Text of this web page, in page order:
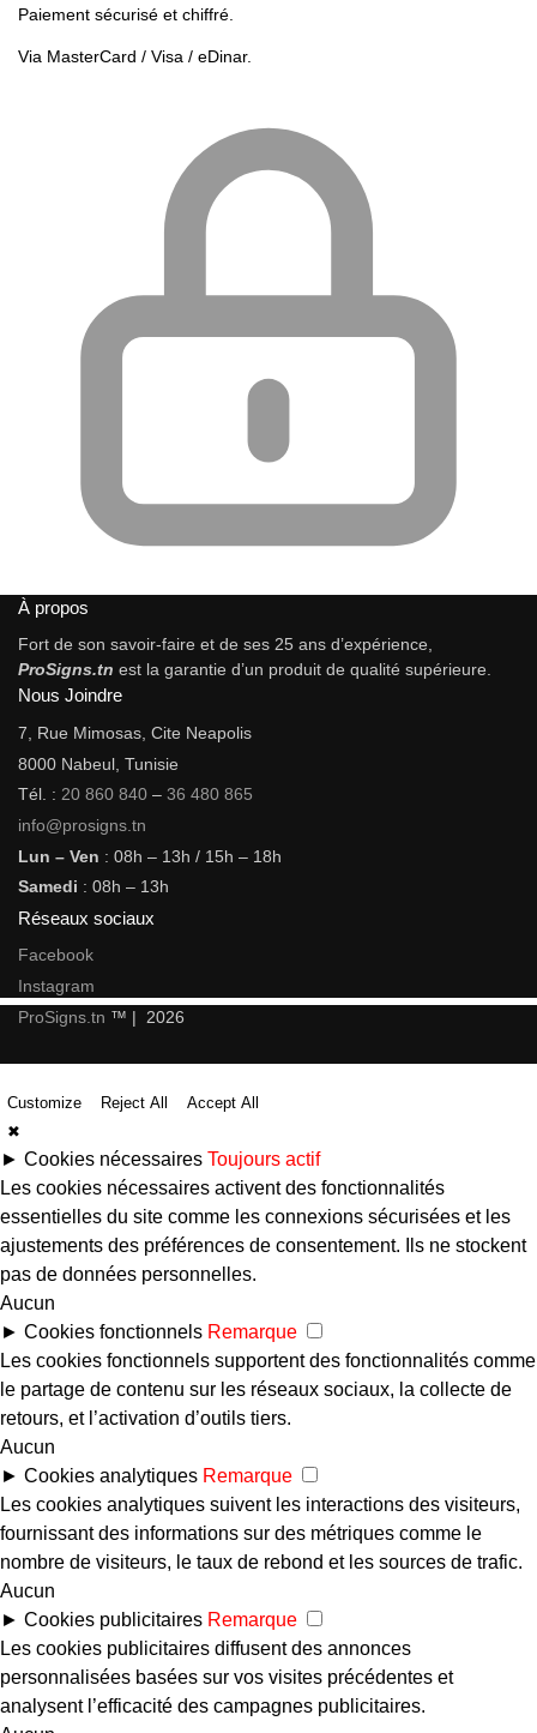
Paiement sécurisé et chiffré.
Via MasterCard / Visa / eDinar.
À propos
Fort de son savoir-faire et de ses 25 ans d’expérience,
ProSigns.tn est la garantie d’un produit de qualité supérieure.
Nous Joindre
7, Rue Mimosas, Cite Neapolis
8000 Nabeul, Tunisie
Tél. : 20 860 840 – 36 480 865
info@prosigns.tn
Lun – Ven : 08h – 13h / 15h – 18h
Samedi : 08h – 13h
Réseaux sociaux
Facebook
Instagram
ProSigns.tn ™ | 2026
Customize Reject All
Accept All
✖
► Cookies nécessaires Toujours actif
Les cookies nécessaires activent des fonctionnalités
essentielles du site comme les connexions sécurisées et les
ajustements des préférences de consentement. Ils ne stockent
pas de données personnelles.
Aucun
► Cookies fonctionnels Remarque
Les cookies fonctionnels supportent des fonctionnalités comme
le partage de contenu sur les réseaux sociaux, la collecte de
retours, et l’activation d’outils tiers.
Aucun
► Cookies analytiques Remarque
Les cookies analytiques suivent les interactions des visiteurs,
fournissant des informations sur des métriques comme le
nombre de visiteurs, le taux de rebond et les sources de trafic.
Aucun
► Cookies publicitaires Remarque
Les cookies publicitaires diffusent des annonces
personnalisées basées sur vos visites précédentes et
analysent l’efficacité des campagnes publicitaires.